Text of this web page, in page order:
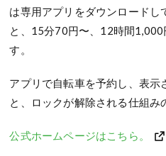
は専用アプリをダウンロードし
と、15分70円〜、12時間1,000
す。
アプリで自転車を予約し、表示
と、ロックが解除される仕組み
公式ホームページはこちら。